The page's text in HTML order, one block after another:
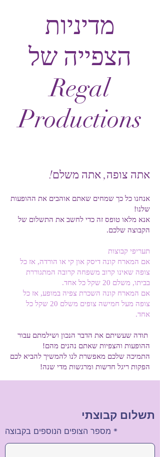
מדיניות
הצפייה של
Regal
Productions
אתה צופה, אתה משלם!
אנחנו כל כך שמחים שאתם אוהבים את ההופעות
שלנו!
אנא מלאו טופס זה כדי לחשב את התשלום של
הקבוצה שלכם.
תעריפי קבוצות
אם המארח קונה דיסק און קי או הורדה, אז כל
צופה שאינו קרוב משפחה קרובה המתגוררת
בביתו, משלם 20 שקל כל אחד.
אם המארח קונה השכרת צפיה במופע, אז כל
צופה מעל חמישה צופים משלם 20 שקל כל
אחד.
תודה שעשיתם את הדבר הנכון ושילמתם עבור
ההופעות והצפיות שאתם נהנים מהם!
התמיכה שלכם מאפשרת לנו להמשיך להביא לכם
הפקות ריגל חדשות ומרגשות מדי שנה!
תשלום קבוצתי
מספר הצופים הנוספים בקבוצה